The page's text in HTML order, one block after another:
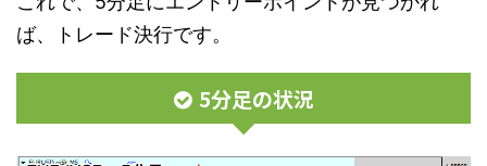
ば、トレード決行です。
5分足の状況